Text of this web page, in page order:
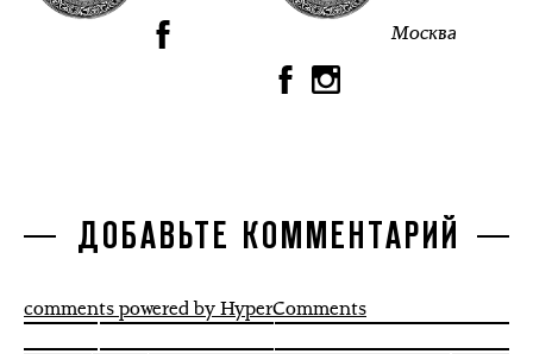
Москва
ДОБАВЬТЕ КОММЕНТАРИЙ
comments powered by HyperComments